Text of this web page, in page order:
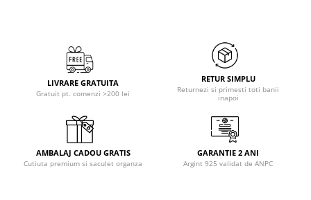
LIVRARE GRATUITA
Gratuit pt. comenzi >200 lei
RETUR SIMPLU
Returnezi si primesti toti banii
inapoi
AMBALAJ CADOU GRATIS
Cutiuta premium si saculet organza
GARANTIE 2 ANI
Argint 925 validat de ANPC